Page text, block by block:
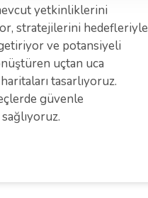
yetkinliklerini
stratejilerini hedefleriyle
ve potansiyeli
uçtan uca
tasarlıyoruz.
güvenle